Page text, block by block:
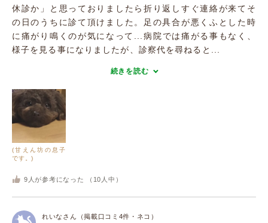
休診か」と思っておりましたら折り返しすぐ連絡が来てそ
の日のうちに診て頂けました。足の具合が悪くふとした時
に痛がり鳴くのが気になって...病院では痛がる事もなく、
様子を見る事になりましたが、診察代を尋ねると...
続きを読む
(甘えん坊の息子
です。)
9 人が参考になった （ 10 人中）
れいなさん（掲載口コミ4件・ネコ）